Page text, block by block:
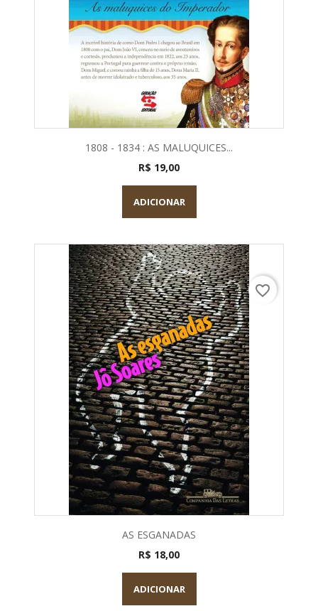
1808 - 1834 : AS MALUQUICES...
R$ 19,00
ADICIONAR
AS ESGANADAS
R$ 18,00
ADICIONAR
favorite_border